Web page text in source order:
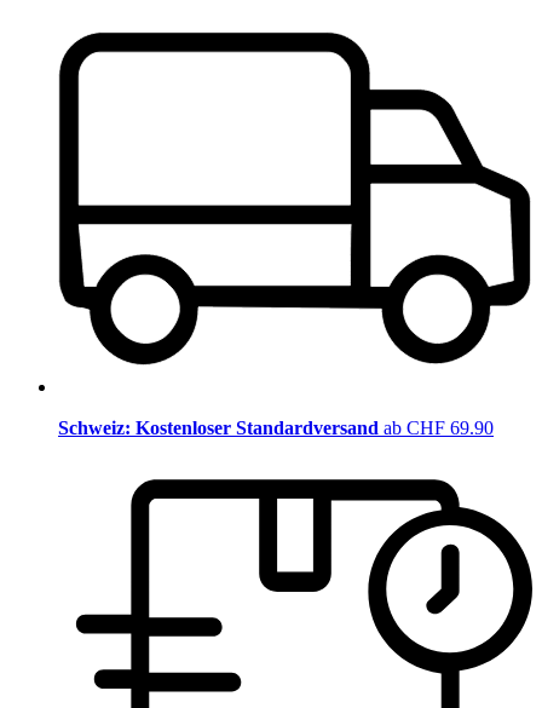
Schweiz: Kostenloser Standardversand ab CHF 69.90